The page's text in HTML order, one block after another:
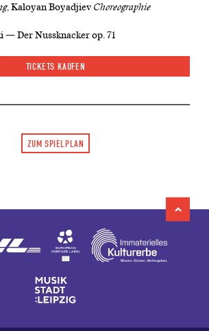
, Kaloyan Boyadjiev Choreographie
— Der Nussknacker op. 71
TICKETS KAUFEN
ZUM SPIELPLAN